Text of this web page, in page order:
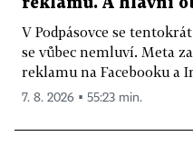
V Podpásovce se
se vůbec nemluví. Meta
reklamu na Facebooku a
7. 8. 2026 ▪ 55:23 min.